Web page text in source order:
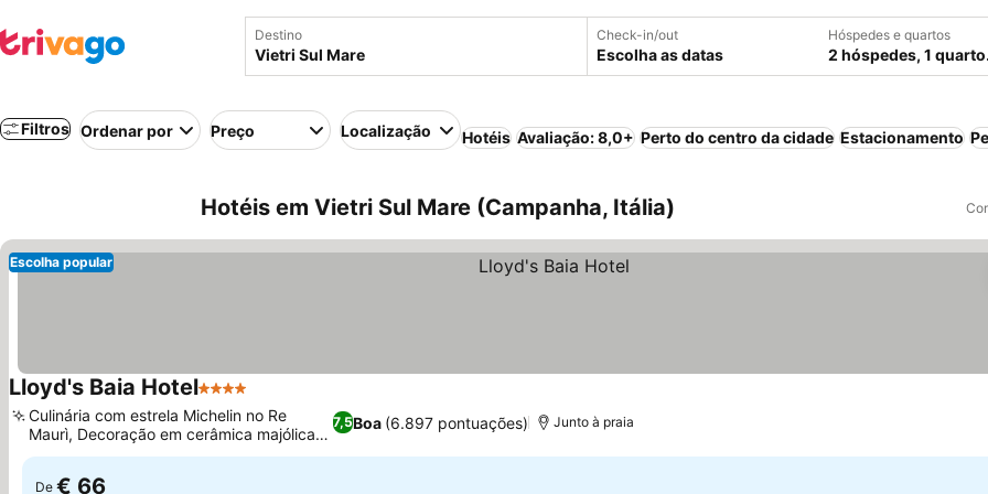
Destino Check-in/out
Escolha as datas
Hóspedes e quartos
2 hóspedes, 1 quarto.
Filtros Ordenar por Preço Localização Hotéis Avaliação: 8,0+ Perto do centro da cidade Estacionamento
Hotéis em Vietri Sul Mare (Campanha, Itália)
Escolha popular
Lloyd's Baia Hotel4 Estrelas
7,5Boa (6.897 pontuações)
Culinária com estrela Michelin no Re
Maurì, Decoração em cerâmica majólica
de Vietri
Junto à praia
De € 66